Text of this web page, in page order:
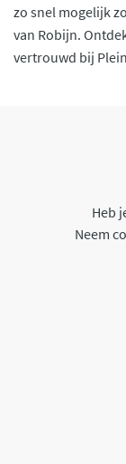
zo snel mogelijk
van Robijn.
vertrouwd bij
Heb
Neem